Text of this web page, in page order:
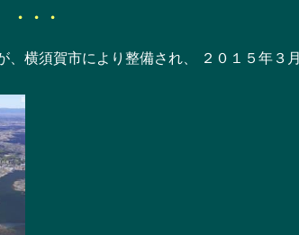
・・・
横須賀市により整備され、 ２０１５年３月